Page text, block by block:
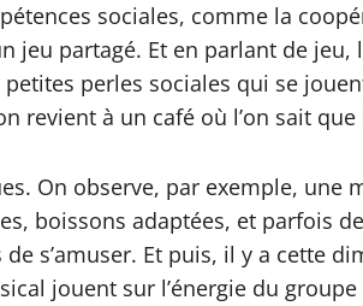
sociales, comme la
partagé. Et en parlant de jeu,
perles sociales qui se
à un café où l’on sait
On observe, par exemple, une
boissons adaptées, et parfois
s’amuser. Et puis, il y a cette
jouent sur l’énergie du